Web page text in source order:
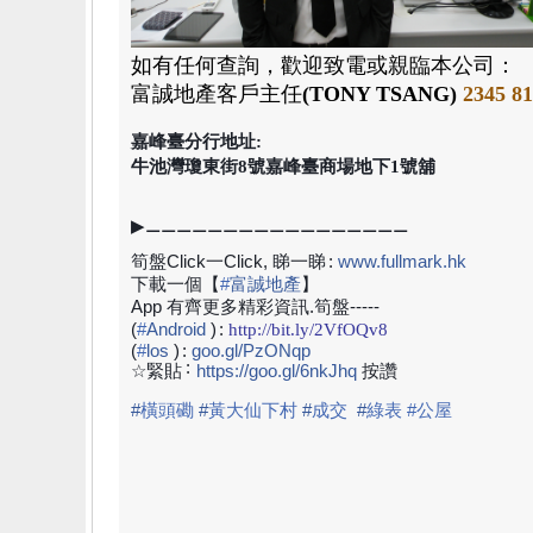
如有任何查詢，歡迎致電或親臨本公司：
富誠地產客戶主任(TONY TSANG) 2345
嘉峰臺分行地址:
牛池灣瓊東街8號嘉峰臺商場地下1號舖
▶⚊⚊⚊⚊⚊⚊⚊⚊⚊⚊⚊⚊⚊⚊⚊⚊⚊
筍盤Click一Click, 睇一睇: www.fullmark.hk
下載一個【#富誠地產】
App 有齊更多精彩資訊.筍盤-----
(#Android ) : http://bit.ly/2VfOQv8
(#los ) : goo.gl/PzONqp
☆緊貼 :https://goo.gl/6nkJhq 按讚
#橫頭磡 #黃大仙下村 #成交 #綠表 #公屋